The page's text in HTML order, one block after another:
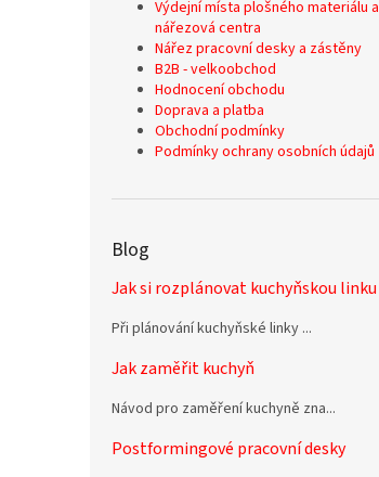
Výdejní místa plošného materiálu a
nářezová centra
Nářez pracovní desky a zástěny
B2B - velkoobchod
Hodnocení obchodu
Doprava a platba
Obchodní podmínky
Podmínky ochrany osobních údajů
Blog
Jak si rozplánovat kuchyňskou linku
Při plánování kuchyňské linky ...
Jak zaměřit kuchyň
Návod pro zaměření kuchyně zna...
Postformingové pracovní desky